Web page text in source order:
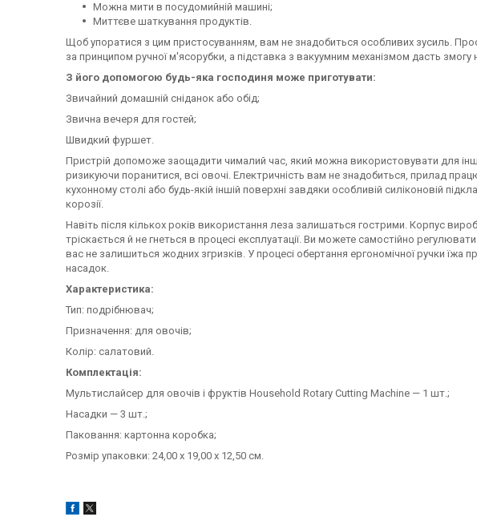
Можна мити в посудомийній машині;
Миттєве шаткування продуктів.
Щоб упоратися з цим пристосуванням, вам не знадобиться особливих зусиль.
за принципом ручної м'ясорубки, а підставка з вакуумним механізмом дасть змогу
З його допомогою будь-яка господиня може приготувати:
Звичайний домашній сніданок або обід;
Звична вечеря для гостей;
Швидкий фуршет.
Пристрій допоможе заощадити чималий час, який можна використовувати для
ризикуючи поранитися, всі овочі. Електричність вам не знадобиться, прилад
кухонному столі або будь-якій іншій поверхні завдяки особливій силіконовій
корозії.
Навіть після кількох років використання леза залишаться гострими. Корпус
тріскається й не гнеться в процесі експлуатації. Ви можете самостійно
вас не залишиться жодних згризків. У процесі обертання ергономічної ручки їжа
насадок.
Характеристика:
Тип: подрібнювач;
Призначення: для овочів;
Колір: салатовий.
Комплектація:
Мультислайсер для овочів і фруктів Household Rotary Cutting Machine — 1 шт.;
Насадки — 3 шт.;
Паковання: картонна коробка;
Розмір упаковки: 24,00 х 19,00 х 12,50 см.